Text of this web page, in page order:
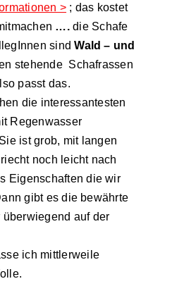
> ; das kostet
….die Schafe
sindWald – und
stehende Schafrassen
passt das.
die interessantesten
Regenwasser
ist grob, mit langen
noch leicht nach
Eigenschaften die wir
gibt es die bewährte
auf der
ich mittlerweile